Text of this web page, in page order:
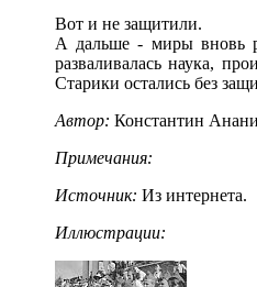
Вот и не защитили.
А дальше - миры вновь
разваливалась наука,
Старики остались без
Автор: Константин
Примечания:
Источник: Из интернета.
Иллюстрации: